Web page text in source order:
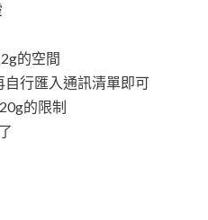
的空間
自行匯入通訊清單即可
的限制